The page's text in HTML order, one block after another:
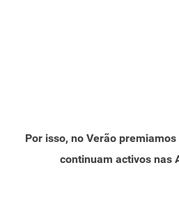
Por isso, no Verão
continuam activos nas